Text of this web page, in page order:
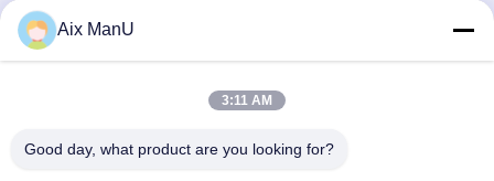
10000L H TUV
Aix ManU
3:11 AM
Good day, what product are you looking for?